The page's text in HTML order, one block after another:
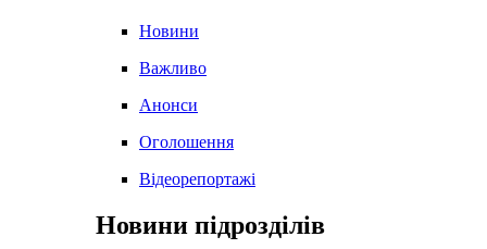
Новини
Важливо
Анонси
Оголошення
Відеорепортажі
Новини підрозділів